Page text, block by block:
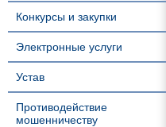
Конкурсы и закупки
Электронные услуги
Устав
Противодействие
мошенничеству